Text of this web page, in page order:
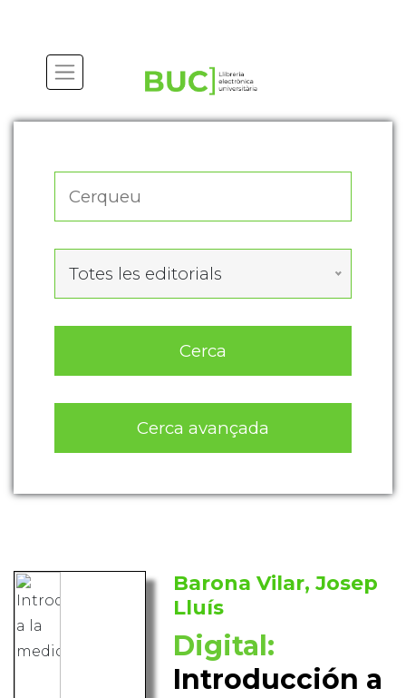
Totes les editorials
Cerca
Cerca avançada
Barona Vilar, Josep
Lluís
Digital:
Introducción a